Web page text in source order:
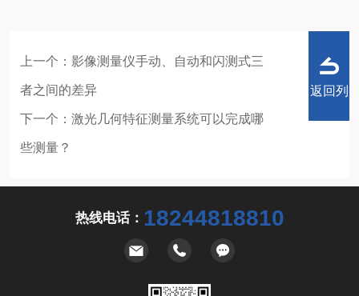
上一个： 影像测量仪手动、自动和闪测式三
者之间的差异
下一个： 激光几何特征测量系统可以完成哪
些测量？
返回列
热线电话： 18244818810